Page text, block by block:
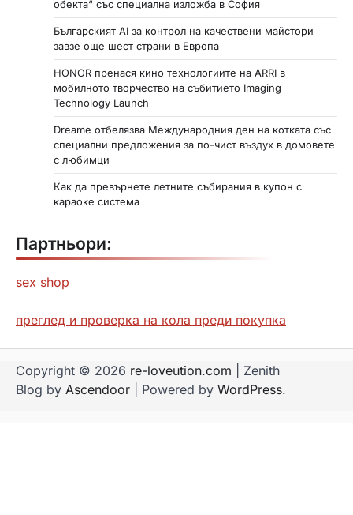
обекта“ със специална изложба в София
Българският AI за контрол на качествени майстори
завзе още шест страни в Европа
HONOR пренася кино технологиите на ARRI в
мобилното творчество на събитието Imaging
Technology Launch
Dreame отбелязва Международния ден на котката със
специални предложения за по-чист въздух в домовете
с любимци
Как да превърнете летните събирания в купон с
караоке система
Партньори:
sex shop
преглед и проверка на кола преди покупка
Copyright © 2026 re-loveution.com | Zenith
Blog by Ascendoor | Powered by WordPress.